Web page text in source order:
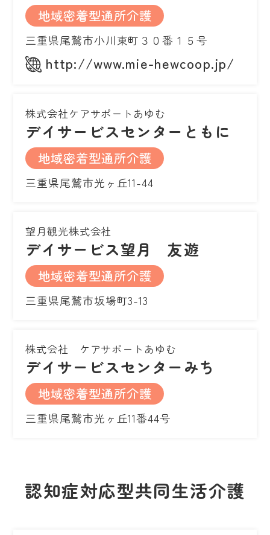
地域密着型通所介護
三重県尾鷲市小川東町３０番１５号
http://www.mie-hewcoop.jp/
株式会社ケアサポートあゆむ
デイサービスセンターともに
地域密着型通所介護
三重県尾鷲市光ヶ丘11-44
望月観光株式会社
デイサービス望月 友遊
地域密着型通所介護
三重県尾鷲市坂場町3-13
株式会社 ケアサポートあゆむ
デイサービスセンターみち
地域密着型通所介護
三重県尾鷲市光ヶ丘11番44号
認知症対応型共同生活介護